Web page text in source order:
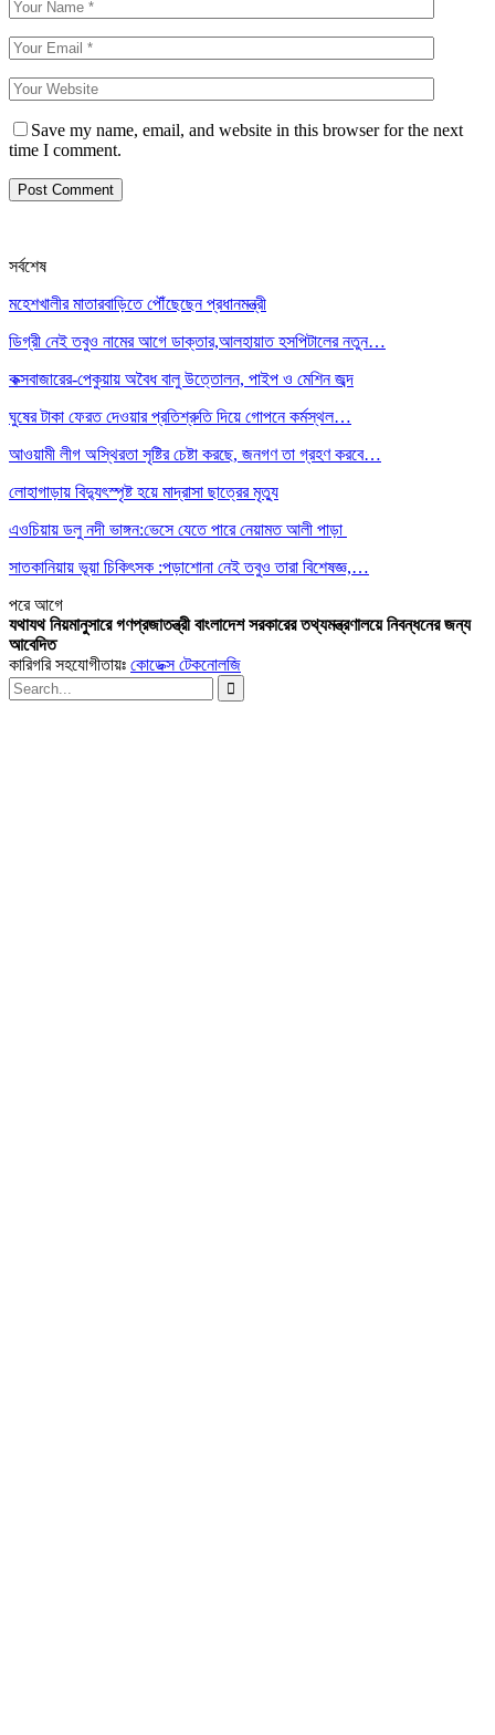
Save my name, email, and website in this browser for the next
time I comment.
সর্বশেষ
মহেশখালীর মাতারবাড়িতে পৌঁছেছেন প্রধানমন্ত্রী
ডিগ্রী নেই তবুও নামের আগে ডাক্তার,আলহায়াত হসপিটালের নতুন…
কক্সবাজারের-পেকুয়ায় অবৈধ বালু উত্তোলন, পাইপ ও মেশিন জব্দ
ঘুষের টাকা ফেরত দেওয়ার প্রতিশ্রুতি দিয়ে গোপনে কর্মস্থল…
আওয়ামী লীগ অস্থিরতা সৃষ্টির চেষ্টা করছে, জনগণ তা গ্রহণ করবে…
লোহাগাড়ায় বিদ্যুৎস্পৃষ্ট হয়ে মাদ্রাসা ছাত্রের মৃত্যু
এওচিয়ায় ডলু নদী ভাঙ্গন:ভেসে যেতে পারে নেয়ামত আলী পাড়া
সাতকানিয়ায় ভূয়া চিকিৎসক :পড়াশোনা নেই তবুও তারা বিশেষজ্ঞ,…
পরেআগে
যথাযথ নিয়মানুসারে গণপ্রজাতন্ত্রী বাংলাদেশ সরকারের তথ্যমন্ত্রণালয়ে নিবন্ধনের জন্য
আবেদিত
কারিগরি সহযোগীতায়ঃ কোডেক্স টেকনোলজি